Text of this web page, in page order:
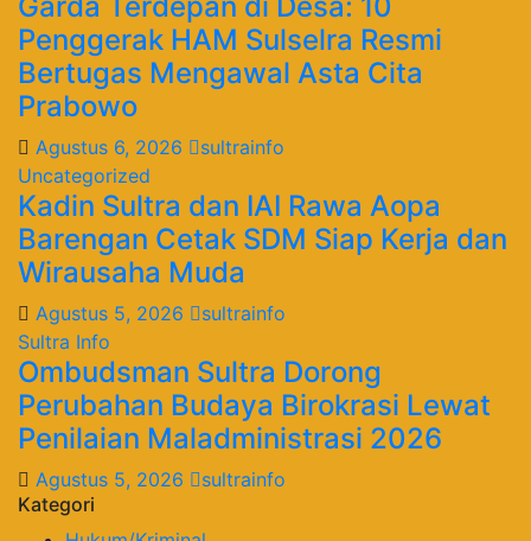
Penggerak HAM Sulselra Resmi
Bertugas Mengawal Asta Cita
Prabowo
Agustus 6, 2026
sultrainfo
Uncategorized
Kadin Sultra dan IAI Rawa Aopa
Barengan Cetak SDM Siap Kerja dan
Wirausaha Muda
Agustus 5, 2026
sultrainfo
Sultra Info
Ombudsman Sultra Dorong
Perubahan Budaya Birokrasi Lewat
Penilaian Maladministrasi 2026
Agustus 5, 2026
sultrainfo
Kategori